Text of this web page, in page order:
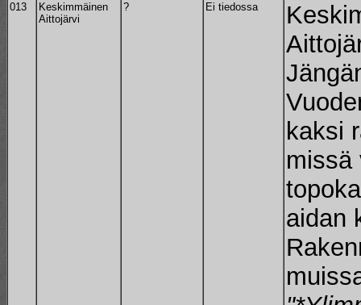
013
Keskimmäinen
Aittojärvi
? Ei tiedossa
kaksi
missä
aidan